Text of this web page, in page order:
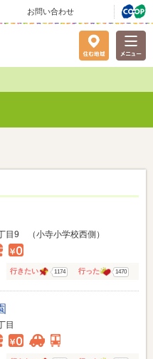
お問い合わせ
目9 （小寺小学校西側）
行きたい 1174 行った 1470
目